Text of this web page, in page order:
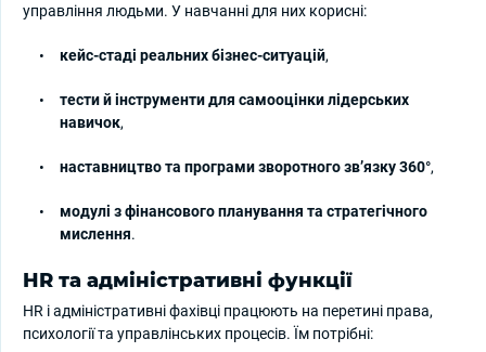
управління людьми. У навчанні для них корисні:
кейс-стаді реальних бізнес-ситуацій,
тести й інструменти для самооцінки лідерських
навичок,
наставництво та програми зворотного зв’язку 360°,
модулі з фінансового планування та стратегічного
мислення.
HR та адміністративні функції
HR і адміністративні фахівці працюють на перетині права,
психології та управлінських процесів. Їм потрібні: